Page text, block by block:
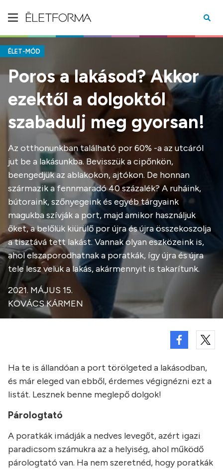
ÉLET-MÓD
Poros a lakásod? Akkor
ezektől a dolgoktól
szabadulj meg gyorsan!
Az otthonunkban található por 60% -a az utcáról
jut be a lakásunkba. Bevisszük a cipőnkön,
beengedjük az ablakokon, ajtókon. De honnan
származik a fennmaradó 40 százalék? A ruháink,
bútoraink, szőnyegeink és egyéb tárgyaink
magukba szívják a port, majd amikor használjuk
őket, a belőlük kiürülő por újra és újra összekoszolja
a tisztává tett lakást. Vannak olyan eszközeink is,
ahol elszaporodhatnak a poratkák, így újra és újra
tele lesz velük a lakás, akármennyit is takarítunk.
2021. MÁJUS 15.
KOVÁCS KÁRMEN
Ha te is állandóan a port törölgeted a lakásodban,
és már eleged van ebből, érdemes végignézni ezt a
listát. Lesznek benne meglepő dolgok!
Párologtató
A poratkák imádják a nedves levegőt, azért igazi
paradicsom számukra az a helyiség, ahol működő
párologtató van. Ha nem szeretnéd, hogy poratkák